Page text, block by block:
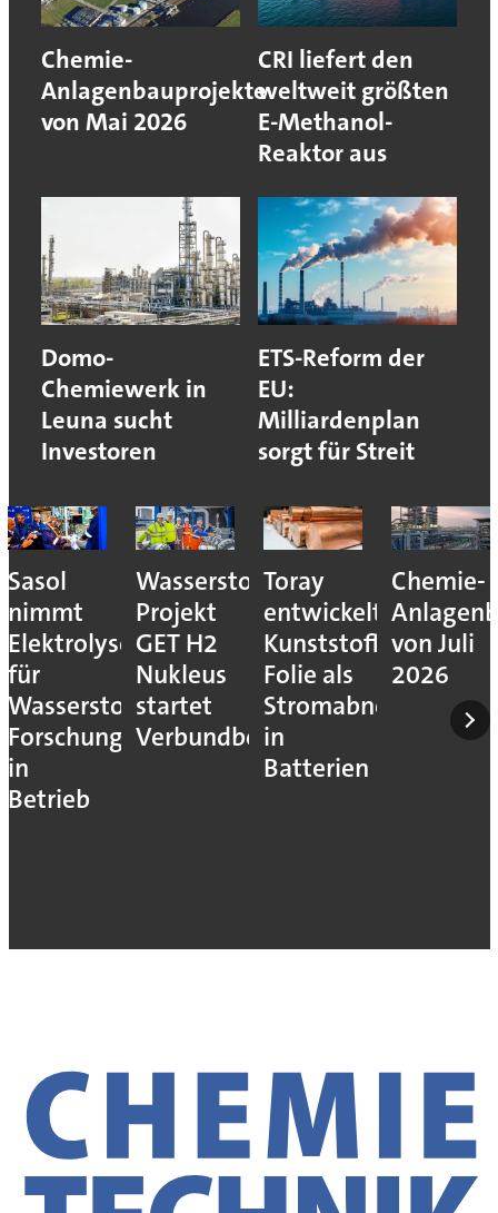
Chemie-
Anlagenbauprojekte
von Mai 2026
CRI liefert den
weltweit größten
E-Methanol-
Reaktor aus
Domo-
Chemiewerk in
Leuna sucht
Investoren
ETS-Reform der
EU:
Milliardenplan
sorgt für Streit
Sasol
nimmt
Elektrolyseur
für
Wasserstoff-
Forschung
in
Betrieb
Wasserstoff-
Projekt
GET H2
Nukleus
startet
Verbundbetrieb
Toray
entwickelt
Kunststoff-
Folie als
Stromabnehmer
in
Batterien
Chemie-
von Juli
2026